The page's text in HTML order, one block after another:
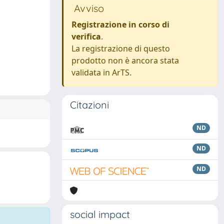
Avviso
Registrazione in corso di
verifica.
La registrazione di questo
prodotto non è ancora stata
validata in ArTS.
Citazioni
ND
ND
ND
social impact